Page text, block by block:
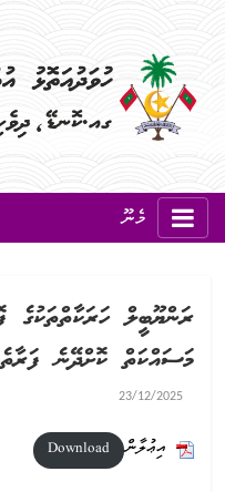
މެނޫ
ރަންޔޫބީލް ހަރަކާތްތަކުގެ
މަސައްކަތް ކޮށްދޭނެ
23/12/2025
އިޢުލާން Download